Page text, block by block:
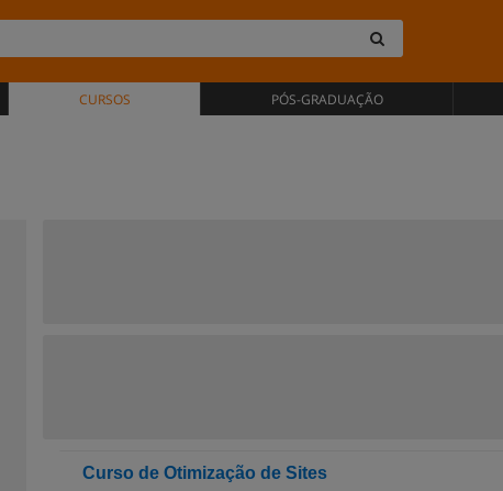
CURSOS PÓS-GRADUAÇÃO
Curso de Otimização de Sites